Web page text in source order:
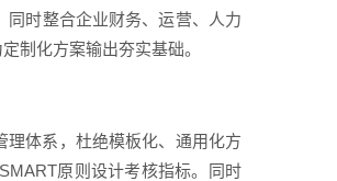
时整合企业财务、运营、人力
制化方案输出夯实基础。
体系，杜绝模板化、通用化方
原则设计考核指标。同时